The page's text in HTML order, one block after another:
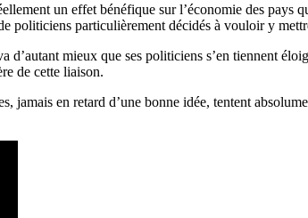
un effet bénéfique sur l’économie des pays
politiciens particulièrement décidés à vouloir y
d’autant mieux que ses politiciens s’en tiennent
de cette liaison.
jamais en retard d’une bonne idée, tentent